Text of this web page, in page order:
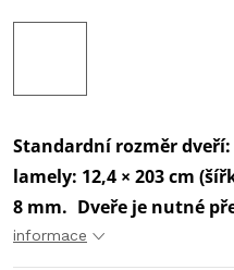
‎Standardní rozměr dveří:
lamely: 12,4 × 203 cm
8 mm. Dveře je nutné
informace